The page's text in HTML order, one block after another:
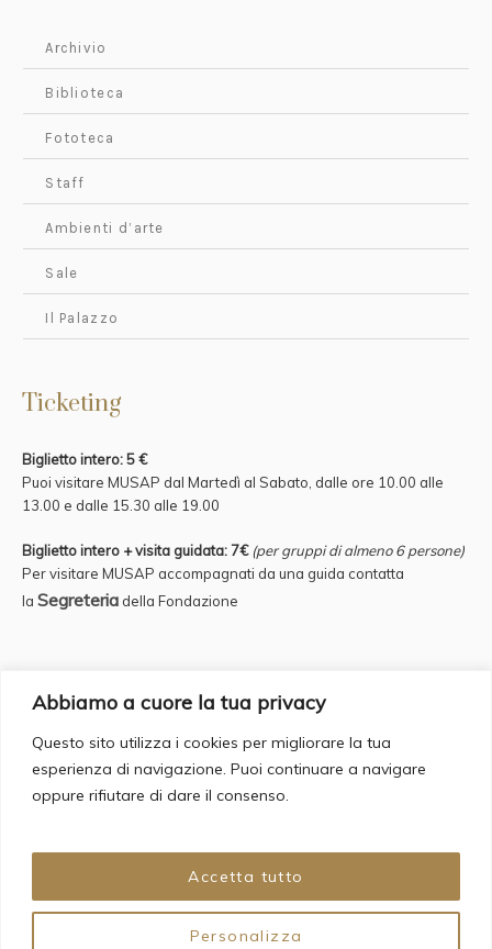
Abbiamo a cuore la tua privacy
Questo sito utilizza i cookies per migliorare la tua
esperienza di navigazione. Puoi continuare a navigare
oppure rifiutare di dare il consenso.
Personalizza
Accetta tutto
Archivio
Biblioteca
Fototeca
Staff
Ambienti d’arte
Sale
Il Palazzo
Ticketing
Biglietto intero: 5 €
Puoi visitare MUSAP dal Martedì al Sabato, dalle ore 10.00 alle
13.00 e dalle 15.30 alle 19.00
Biglietto intero + visita guidata: 7€ (per gruppi di almeno 6 persone)
Per visitare MUSAP accompagnati da una guida contatta
laSegreteria della Fondazione
Credits
Supervisor: Fulvio Iannucci Account Manager: Francesca Romana
Bergamo
Copywriting & Web Design: Daria Cecere